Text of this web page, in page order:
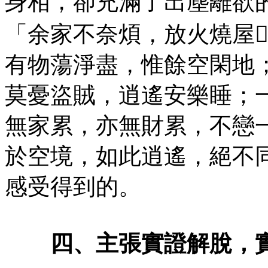
「余家不奈煩，放火燒
有物蕩淨盡，惟餘空閑地
莫憂盜賊，逍遙安樂睡；
無家累，亦無財累，不戀
於空境，如此逍遙，絕不
感受得到的。
四、主張實證解脫，